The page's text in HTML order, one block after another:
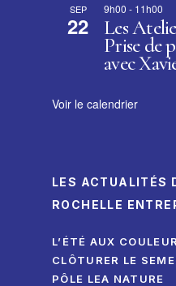
SEP
22
9h00 - 11h00
Les
Prise de
avec
Voir le calendrier
LES ACTUALITÉS
ROCHELLE
L’ÉTÉ AUX
CLÔTURER LE
PÔLE LEA NATURE